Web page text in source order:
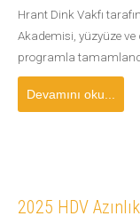
Hrant Dink Vakfı
Akademisi, yüzyüze
programla
Devamını oku...
2025 HDV